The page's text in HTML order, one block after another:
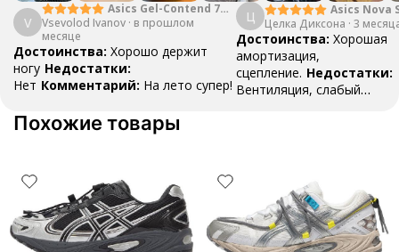
V
Asics Gel-Contend 7
Light Grey
Vsevolod Ivanov · в прошлом
месяце
Достоинства: Хорошо держит
ногу Недостатки:
Нет Комментарий: На лето супер!
Ц
Asics Nova
Black Green
Целка Диксона · 3
Достоинства: Хорошая
амортизация,
сцепление. Недостатки:
Вентиляция, слабый
протираться верх носка,
лично моя проблема, так
кроссовках которые я
но может у кого так же
Похожие товары